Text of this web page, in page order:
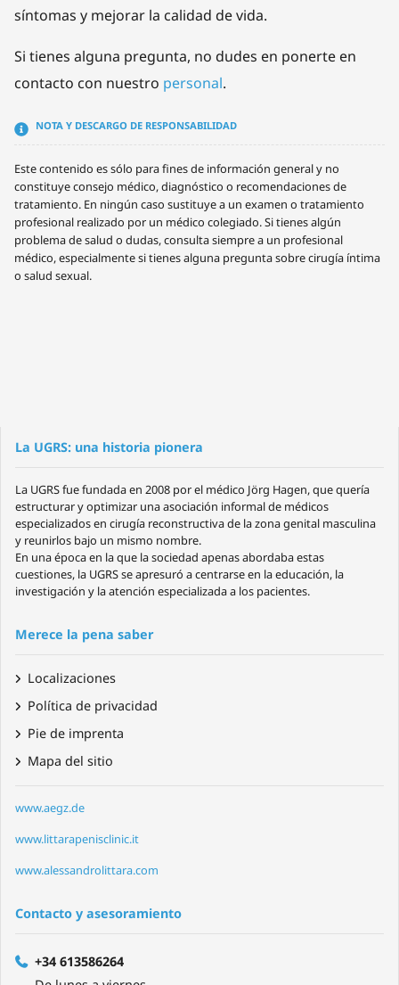
síntomas y mejorar la calidad de vida.
Si tienes alguna pregunta, no dudes en ponerte en
contacto con nuestro personal.
NOTA Y DESCARGO DE RESPONSABILIDAD
Este contenido es sólo para fines de información general y no
constituye consejo médico, diagnóstico o recomendaciones de
tratamiento. En ningún caso sustituye a un examen o tratamiento
profesional realizado por un médico colegiado. Si tienes algún
problema de salud o dudas, consulta siempre a un profesional
médico, especialmente si tienes alguna pregunta sobre cirugía íntima
o salud sexual.
La UGRS: una historia pionera
La UGRS fue fundada en 2008 por el médico Jörg Hagen, que quería
estructurar y optimizar una asociación informal de médicos
especializados en cirugía reconstructiva de la zona genital masculina
y reunirlos bajo un mismo nombre.
En una época en la que la sociedad apenas abordaba estas
cuestiones, la UGRS se apresuró a centrarse en la educación, la
investigación y la atención especializada a los pacientes.
Merece la pena saber
Localizaciones
Política de privacidad
Pie de imprenta
Mapa del sitio
www.aegz.de
www.littarapenisclinic.it
www.alessandrolittara.com
Contacto y asesoramiento
+34 613586264